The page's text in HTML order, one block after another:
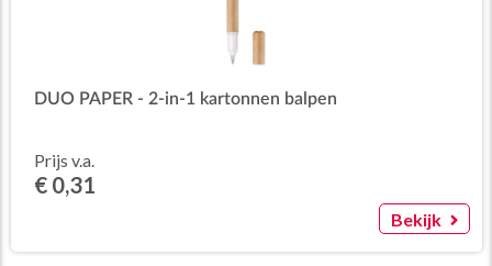
DUO PAPER - 2-in-1 kartonnen balpen
Prijs v.a.
€ 0,31
Bekijk